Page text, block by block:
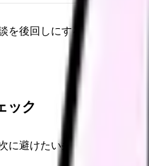
を後回しにすることは避け
ック
に避けたい条件」に分けて